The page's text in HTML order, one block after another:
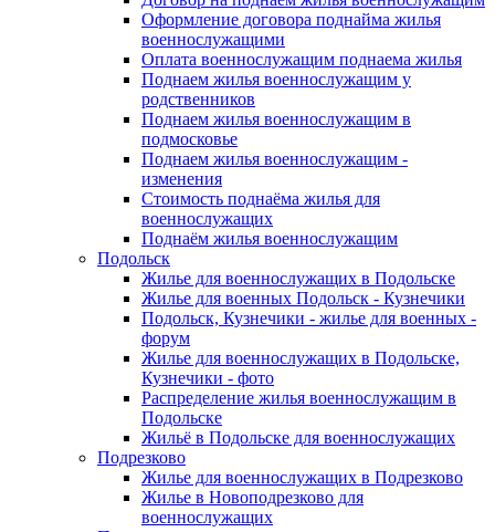
Оформление договора поднайма жилья
военнослужащими
Оплата военнослужащим поднаема жилья
Поднаем жилья военнослужащим у
родственников
Поднаем жилья военнослужащим в
подмосковье
Поднаем жилья военнослужащим -
изменения
Стоимость поднаёма жилья для
военнослужащих
Поднаём жилья военнослужащим
Подольск
Жилье для военнослужащих в Подольске
Жилье для военных Подольск - Кузнечики
Подольск, Кузнечики - жилье для военных -
форум
Жилье для военнослужащих в Подольске,
Кузнечики - фото
Распределение жилья военнослужащим в
Подольске
Жильё в Подольске для военнослужащих
Подрезково
Жилье для военнослужащих в Подрезково
Жилье в Новоподрезково для
военнослужащих